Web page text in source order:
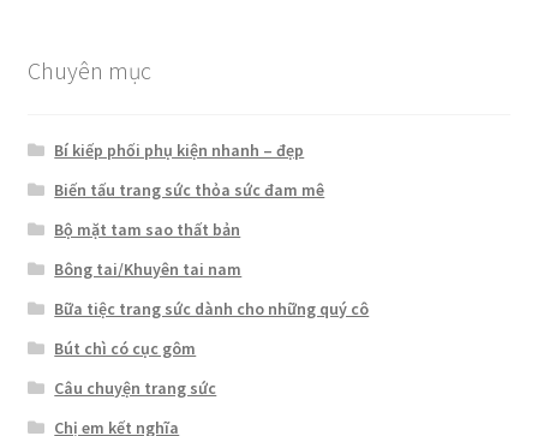
Chuyên mục
Bí kiếp phối phụ kiện nhanh – đẹp
Biến tấu trang sức thỏa sức đam mê
Bộ mặt tam sao thất bản
Bông tai/Khuyên tai nam
Bữa tiệc trang sức dành cho những quý cô
Bút chì có cục gôm
Câu chuyện trang sức
Chị em kết nghĩa